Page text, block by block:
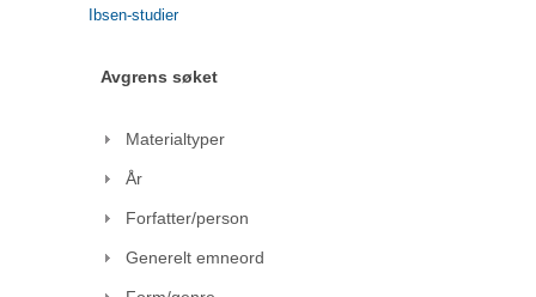
Ibsen-studier
Avgrens søket
Materialtyper
År
Forfatter/person
Generelt emneord